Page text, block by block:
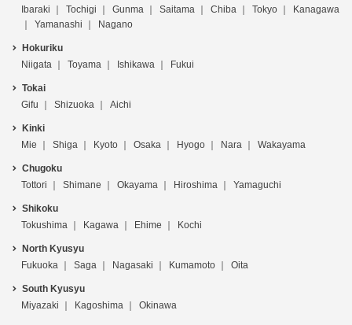
Ibaraki
Tochigi Gunma Saitama Chiba Tokyo
Kanagawa
Yamanashi
Nagano
Hokuriku
Niigata
Toyama Ishikawa Fukui
Tokai
Gifu
Shizuoka Aichi
Kinki
Mie
Shiga Kyoto Osaka Hyogo Nara Wakayama
Chugoku
Tottori
Shimane Okayama Hiroshima Yamaguchi
Shikoku
Tokushima
Kagawa Ehime Kochi
North Kyusyu
Fukuoka
Saga Nagasaki Kumamoto Oita
South Kyusyu
Miyazaki
Kagoshima Okinawa